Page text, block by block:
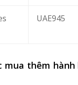
UAE945
mua thêm